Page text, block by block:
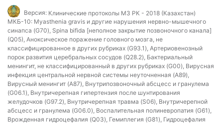
Версия: Клинические протоколы МЗ РК - 2018 (Казахстан)
МКБ-10: Myasthenia gravis и другие нарушения нервно-мышечного
синапса (G70), Spina bifida [неполное закрытие позвоночного канала]
(Q05), Аноксическое поражение головного мозга, не
классифицированное в других рубриках (G93.1), Артериовенозный
порок развития церебральных сосудов (Q28.2), Бактериальный
менингит, не классифицированный в других рубриках (G00), Вирусная
инфекция центральной нервной системы неуточненная (A89),
Вирусный менингит (A87), Внутрипозвоночный абсцесс и гранулема
(G06.1), Внутричерепная гипертензия после шунтирования
желудочков (G97.2), Внутричерепная травма (S06), Внутричерепной
абсцесс и гранулема (G06.0), Воспалительная полиневропатия (G61),
Врожденная гидроцефалия (Q03), Гемиплегия (G81), Гидроцефалия